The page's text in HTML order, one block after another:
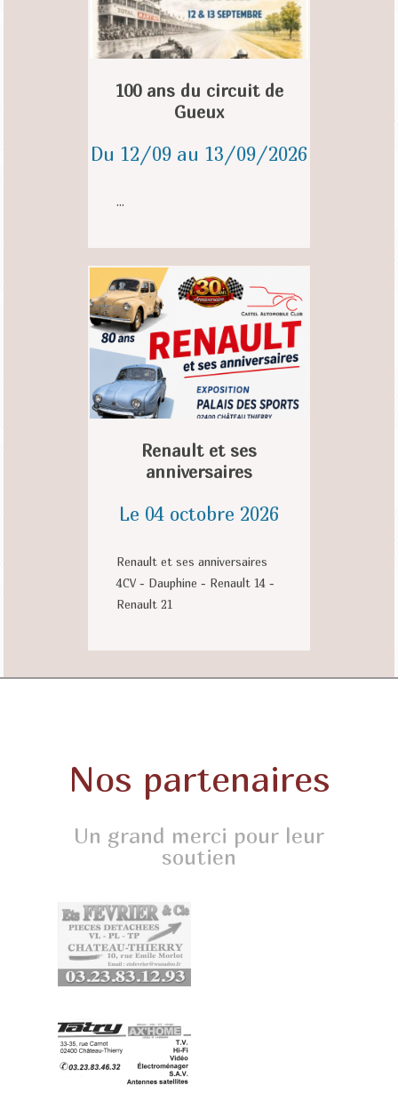
100 ans du circuit de
Gueux
Du 12/09 au 13/09/2026
...
Renault et ses
anniversaires
Le 04 octobre 2026
Renault et ses anniversaires
4CV - Dauphine - Renault 14 -
Renault 21
Nos partenaires
Un grand merci pour leur
soutien